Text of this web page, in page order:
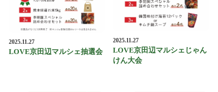
2025.11.27
LOVE京田辺マルシェ抽選会
2025.11.27
LOVE京田辺マルシェじゃん
けん大会